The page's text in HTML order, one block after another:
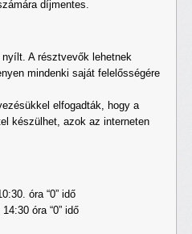
díjmentes.
A résztvevők lehetnek
mindenki saját felelősségére
elfogadták, hogy a
készülhet, azok az interneten
óra “0” idő
óra “0” idő